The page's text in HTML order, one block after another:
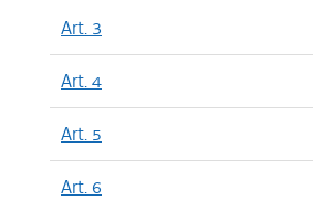
Art. 3
Art. 4
Art. 5
Art. 6